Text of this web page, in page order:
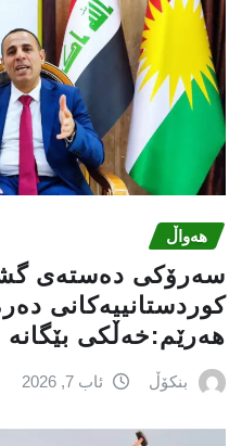
هەواڵ
سه‌رۆكی دەستەی
كوردستانییەكانی
هەرێم:خه‌ڵكی بێگانه‌
بنکۆڵ ئاب 7, 2026